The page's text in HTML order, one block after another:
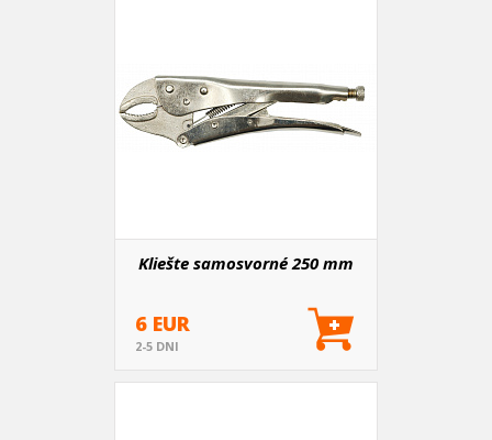
Kliešte samosvorné 250 mm
6 EUR
2-5 DNI